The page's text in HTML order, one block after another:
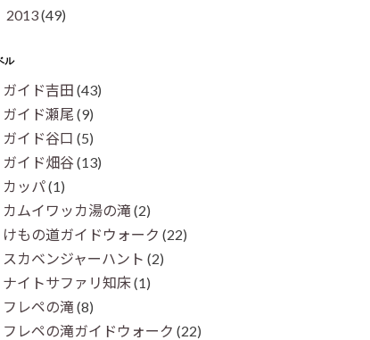
2013(49)
ル
ガイド吉田 (43)
ガイド瀬尾 (9)
ガイド谷口 (5)
ガイド畑谷(13)
カッパ(1)
カムイワッカ湯の滝 (2)
けもの道ガイドウォーク (22)
スカベンジャーハント (2)
ナイトサファリ知床(1)
フレペの滝 (8)
フレペの滝ガイドウォーク (22)